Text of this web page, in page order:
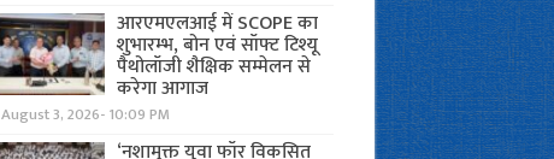
आरएमएलआई में SCOPE का
शुभारम्भ, बोन एवं सॉफ्ट टिश्यू
पैथोलॉजी शैक्षिक सम्मेलन से
करेगा आगाज
August 3, 2026- 10:09 PM
‘नशामुक्त युवा फॉर विकसित